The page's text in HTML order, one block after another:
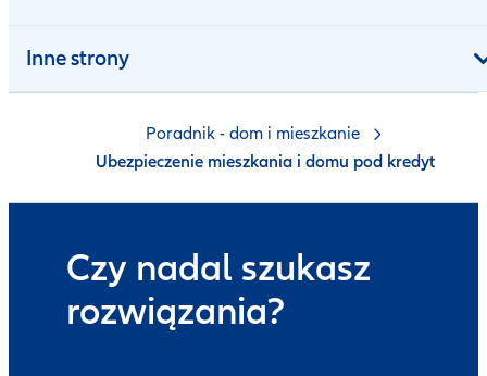
Inne strony
Czy nadal szukasz
rozwiązania?
Poradnik - dom i mieszkanie
Ubezpieczenie mieszkania i domu pod kredyt